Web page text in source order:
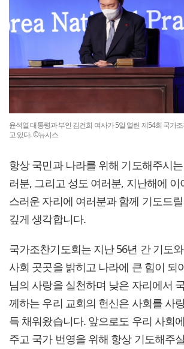
윤석열 대통령과 부인 김건희 여사가 5일 열린 제54회 국가
고 있다. ©뉴시스
항상 국민과 나라를 위해 기도해주시
러분, 그리고 성도 여러분, 지난해에
스러운 자리에 여러분과 함께 기도드
깊게 생각합니다.
국가조찬기도회는 지난 56년 간 기도
사회 곳곳을 밝히고 나라에 큰 힘이 되
님의 사랑을 실천하며 낮은 자리에서
께하는 우리 교회의 헌신은 사회를 사
득 채워왔습니다. 앞으로도 우리 사회
주고 국가 번영을 위해 항상 기도해주